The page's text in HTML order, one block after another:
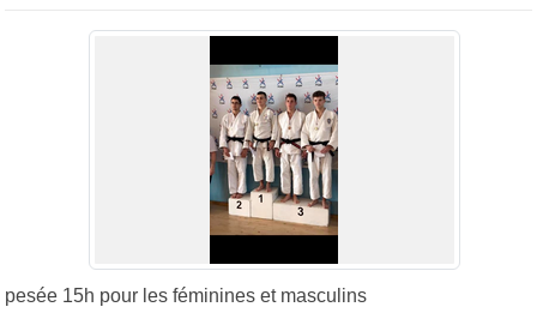
pesée 15h pour les féminines et masculins